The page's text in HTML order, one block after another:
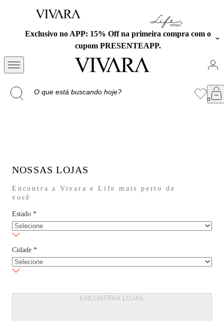
Exclusivo no APP: 15% Off na primeira compra com o
cupom PRESENTEAPP.
NOSSAS LOJAS
Encontra a Vivara e Life mais perto de
você
Estado *
Cidade *
ENCONTRAR LOJAS